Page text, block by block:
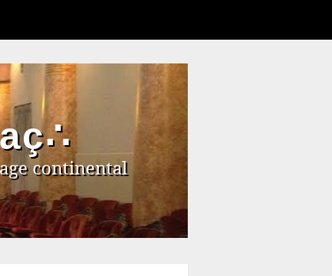
continental